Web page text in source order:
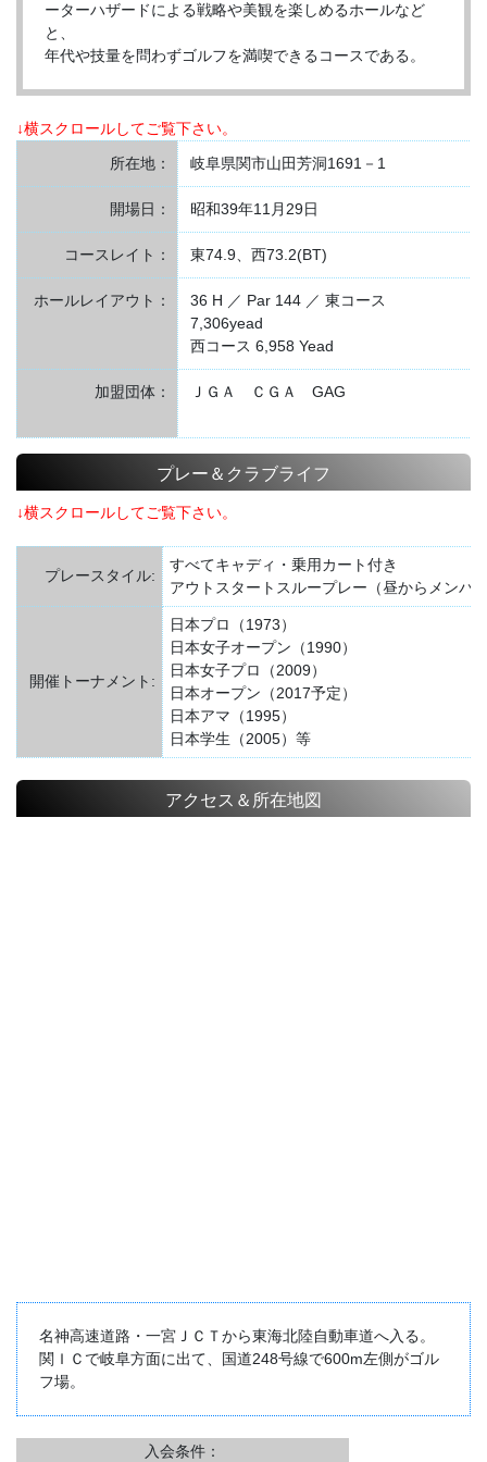
ーターハザードによる戦略や美観を楽しめるホールなど
と、
年代や技量を問わずゴルフを満喫できるコースである。
↓横スクロールしてご覧下さい。
所在地：
岐阜県関市山田芳洞1691－1
開場日： 昭和39年11月29日
コースレイト： 東74.9、西73.2(BT)
ホールレイアウト：
36 H ／ Par 144 ／ 東コース
7,306yead
西コース 6,958 Yead
加盟団体： ＪＧＡ ＣＧＡ GAG
プレー＆クラブライフ
↓横スクロールしてご覧下さい。
プレースタイル:
すべてキャディ・乗用カート付き
アウトスタートスループレー（昼からメンバ
開催トーナメント:
日本プロ（1973）
日本女子オープン（1990）
日本女子プロ（2009）
日本オープン（2017予定）
日本アマ（1995）
日本学生（2005）等
アクセス＆所在地図
名神高速道路・一宮ＪＣＴから東海北陸自動車道へ入る。
関ＩＣで岐阜方面に出て、国道248号線で600m左側がゴル
フ場。
入会条件：